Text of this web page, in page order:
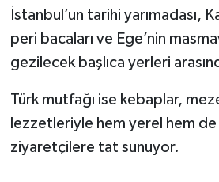
İstanbul’un tarihi yarımadası,
peri bacaları ve Ege’nin
gezilecek başlıca yerleri
Türk mutfağı ise kebaplar,
lezzetleriyle hem yerel hem de
ziyaretçilere tat sunuyor.